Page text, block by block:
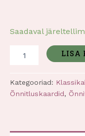
s
Saadaval
LISA
Kategooriad:
Õnnitluskaardid,